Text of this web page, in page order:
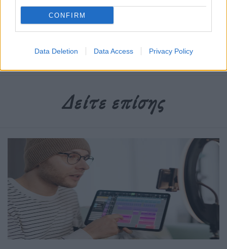
CONFIRM
Data Deletion Data Access Privacy Policy
Ετικέτες : Αυτοκίνητο,Οδική Ασφάλεια
Ατυχήματα.
Δείτε επίσης